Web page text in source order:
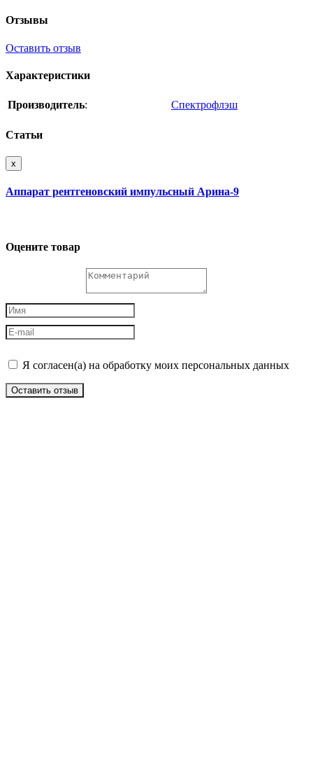
Отзывы
Оставить отзыв
Характеристики
Производитель: Спектрофлэш
Статьи
x
Аппарат рентгеновский импульсный Арина-9
Оцените товар
Я согласен(а) на обработку моих персональных данных
Оставить отзыв